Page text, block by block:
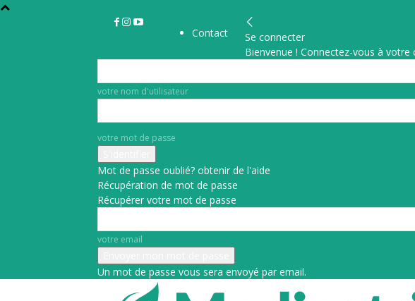
Contact
Se connecter
Bienvenue ! Connectez-vous à votre
votre nom d'utilisateur
votre mot de passe
Mot de passe oublié? obtenir de l'aide
Récupération de mot de passe
Récupérer votre mot de passe
votre email
Un mot de passe vous sera envoyé par email.